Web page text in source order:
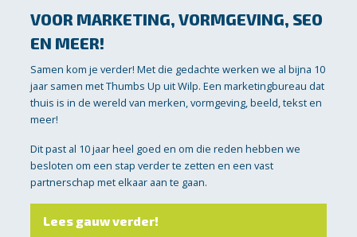
VOOR MARKETING, VORMGEVING, SEO
EN MEER!
Samen kom je verder! Met die gedachte werken we al bijna 10
jaar samen met Thumbs Up uit Wilp. Een marketingbureau dat
thuis is in de wereld van merken, vormgeving, beeld, tekst en
meer!
Dit past al 10 jaar heel goed en om die reden hebben we
besloten om een stap verder te zetten en een vast
partnerschap met elkaar aan te gaan.
Lees gauw verder!